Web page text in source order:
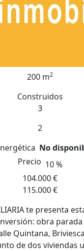
200 m2
Construidos
3
2
No
Precio 10 %
104.000 €
115.000 €
te presenta
obra parada
Quintana,
de dos viviendas